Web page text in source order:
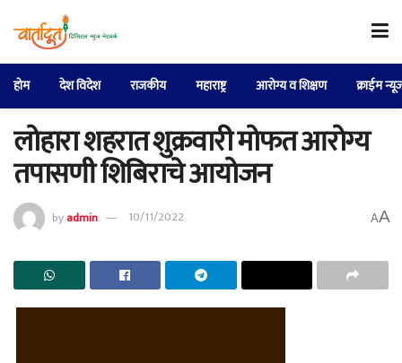
होम देश विदेश राजकीय महाराष्ट्र आरोग्य व शिक्षण क्राईम
लोहारा शहरात शुक्रवारी मोफत आरोग्य
तपासणी शिबिराचे आयोजन
byadmin 10/11/2022 AA